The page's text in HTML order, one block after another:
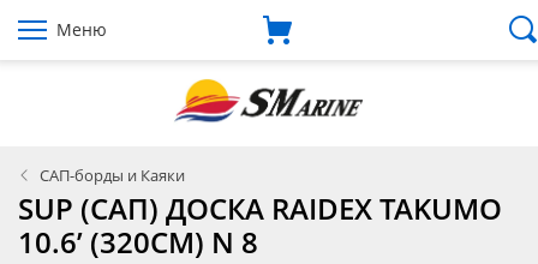
Меню
САП-борды и Каяки
SUP (САП) ДОСКА RAIDEX TAKUMO
10.6’ (320СМ) N 8